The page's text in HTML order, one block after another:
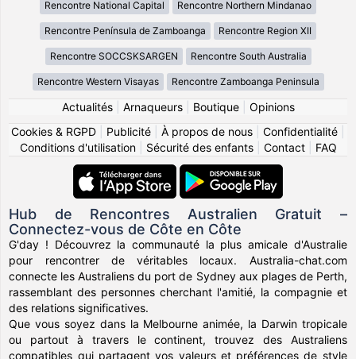
Rencontre National Capital Rencontre Northern Mindanao
Rencontre Península de Zamboanga Rencontre Region XII
Rencontre SOCCSKSARGEN Rencontre South Australia
Rencontre Western Visayas Rencontre Zamboanga Peninsula
Actualités| Arnaqueurs| Boutique| Opinions
Cookies & RGPD
Publicité À propos de nous Confidentialité
Conditions d'utilisation| Sécurité des enfants| Contact| FAQ
Hub de Rencontres Australien Gratuit –
Connectez-vous de Côte en Côte
G'day ! Découvrez la communauté la plus amicale d'Australie
pour rencontrer de véritables locaux. Australia-chat.com
connecte les Australiens du port de Sydney aux plages de Perth,
rassemblant des personnes cherchant l'amitié, la compagnie et
des relations significatives.
Que vous soyez dans la Melbourne animée, la Darwin tropicale
ou partout à travers le continent, trouvez des Australiens
compatibles qui partagent vos valeurs et préférences de style